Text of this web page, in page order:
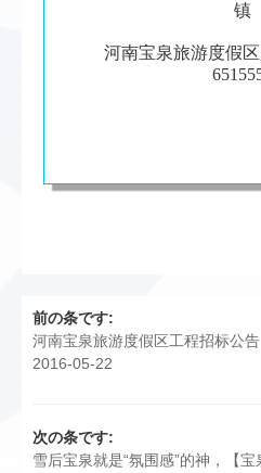
镇
河南宝泉旅游度假
前の条です:
河南宝泉旅游度假区工程招标公告
2016-05-22
次の条です:
雪后宝泉就是“氛围感”的神，【宝